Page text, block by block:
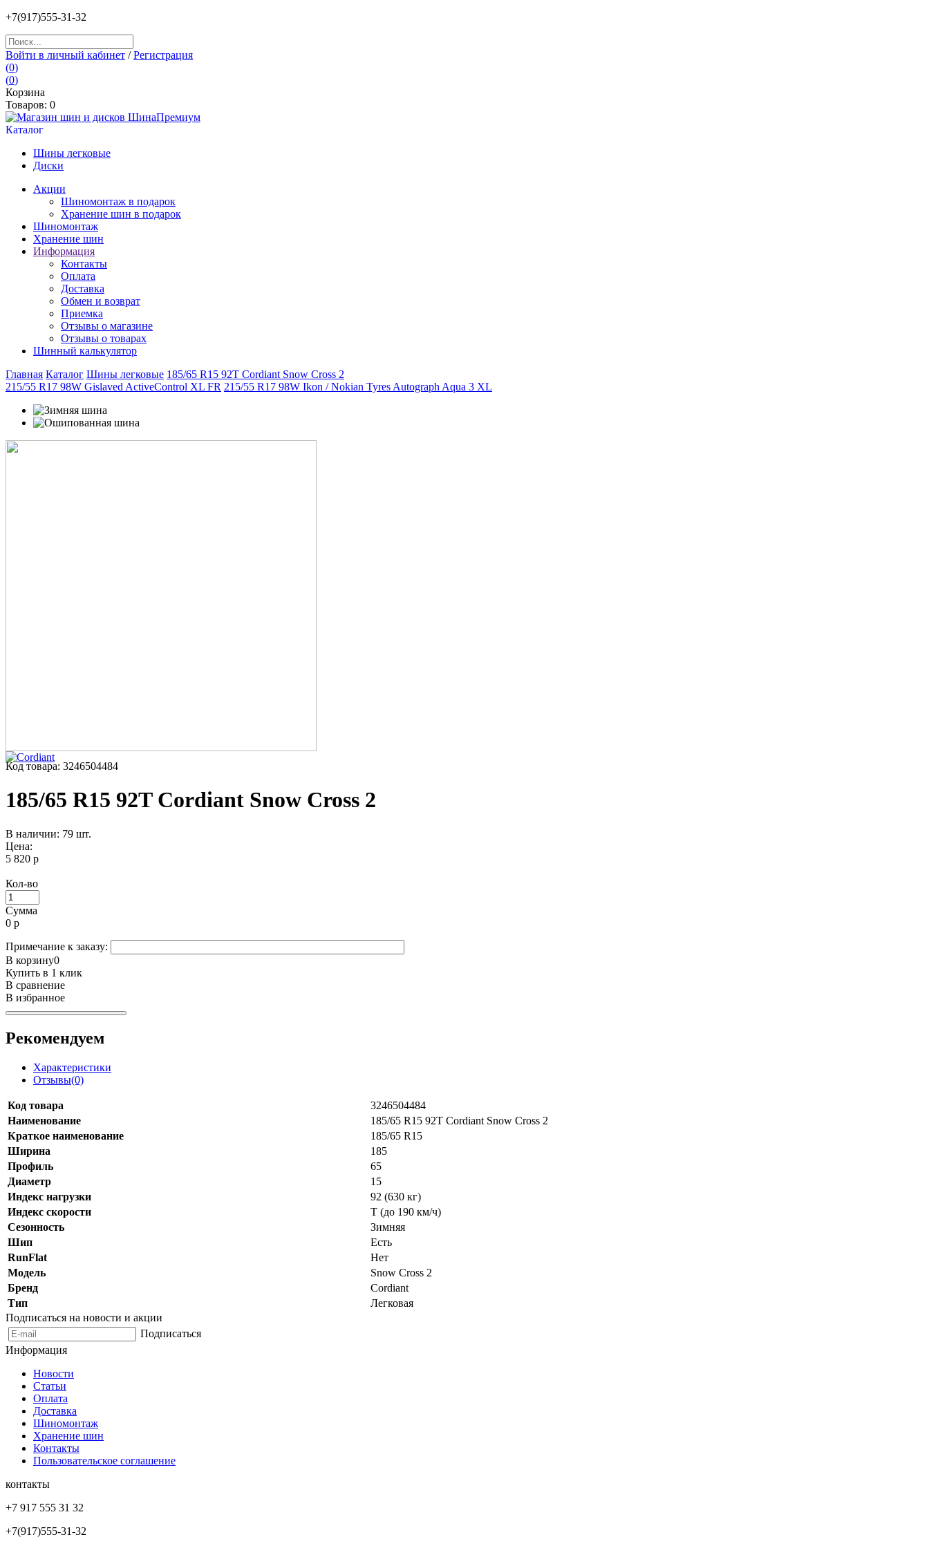
+7(917)555-31-32
Войти в личный кабинет /Регистрация
(0)
(0)
Корзина
Товаров: 0
Каталог
Шины легковые
Диски
Акции
Шиномонтаж в подарок
Хранение шин в подарок
Шиномонтаж
Хранение шин
Информация
Контакты
Оплата
Доставка
Обмен и возврат
Приемка
Отзывы о магазине
Отзывы о товарах
Шинный калькулятор
Главная Каталог Шины легковые 185/65 R15 92T Cordiant Snow Cross 2
215/55 R17 98W Gislaved ActiveControl XL FR 215/55 R17 98W Ikon / Nokian Tyres Autograph Aqua 3 XL
Код товара: 3246504484
185/65 R15 92T Cordiant Snow Cross 2
В наличии: 79 шт.
Цена:
5 820 р
Кол-во
Сумма
0 р
Примечание к заказу:
В корзину0
Купить в 1 клик
В сравнение
В избранное
Рекомендуем
Характеристики
Отзывы(0)
Код товара
3246504484
Наименование
185/65 R15 92T Cordiant Snow Cross 2
Краткое наименование
185/65 R15
Ширина
185
Профиль
65
Диаметр
15
Индекс нагрузки
92 (630 кг)
Индекс скорости
T (до 190 км/ч)
Сезонность
Зимняя
Шип
Есть
RunFlat
Нет
Модель
Snow Cross 2
Бренд
Cordiant
Тип
Легковая
Подписаться на новости и акции
Подписаться
Информация
Новости
Статьи
Оплата
Доставка
Шиномонтаж
Хранение шин
Контакты
Пользовательское соглашение
контакты
+7 917 555 31 32
+7(917)555-31-32